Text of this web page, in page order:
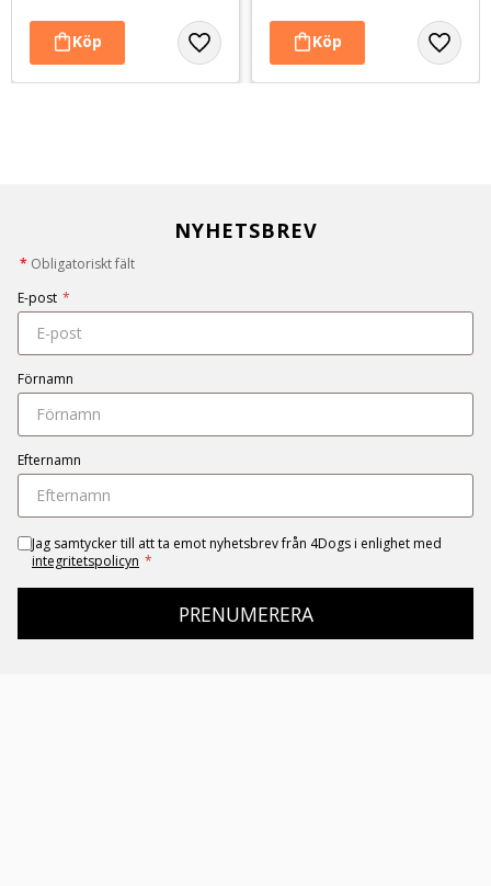
NYHETSBREV
* Obligatoriskt fält
E-post *
Förnamn
Efternamn
Jag samtycker till att ta emot nyhetsbrev från 4Dogs i enlighet med
integritetspolicyn *
PRENUMERERA